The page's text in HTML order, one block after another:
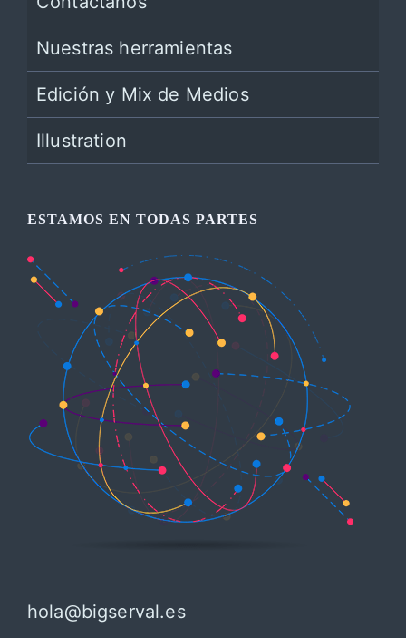
Nuestras herramientas
Edición y Mix de Medios
Illustration
ESTAMOS EN TODAS PARTES
hola@bigserval.es